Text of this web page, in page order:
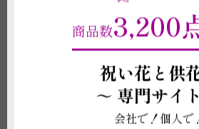
(2)受注制作（オーダー）のため、商品作成後
ができません。制作開始後に、万が一ご注文を
はご注文者様に全額負担いただきます。
配送に関わる重要な注意事項
(1)平日15:00以降、土曜日12:00以降、及び営
だいたご注文につきましては、翌営業日をもっ
商品数3,200
祝い花と供
～ 専門サイ
会社で！個人で